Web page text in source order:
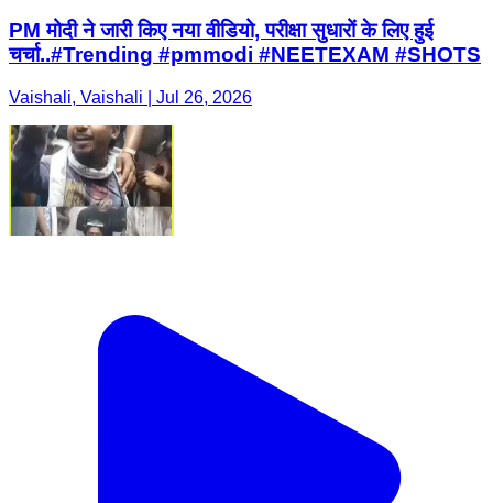
PM मोदी ने जारी किए नया वीडियो, परीक्षा सुधारों के लिए हुई
चर्चा..#Trending #pmmodi #NEETEXAM #SHOTS
Vaishali, Vaishali | Jul 26, 2026